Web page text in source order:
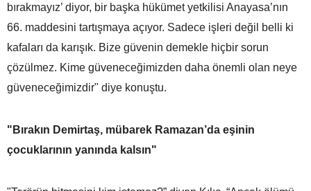
bırakmayız’ diyor, bir başka hükümet yetkilisi Anayasa’nın
66. maddesini tartışmaya açıyor. Sadece işleri değil belli ki
kafaları da karışık. Bize güvenin demekle hiçbir sorun
çözülmez. Kime güveneceğimizden daha önemli olan neye
güveneceğimizdir" diye konuştu.
"Bırakın Demirtaş, mübarek Ramazan’da eşinin
çocuklarının yanında kalsın"